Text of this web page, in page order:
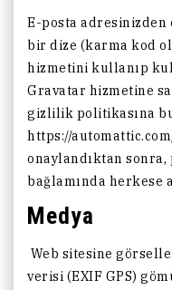
E-posta
bir dize (karma kod
hizmetini kullanıp
Gravatar hizmetine
gizlilik politikasına
https://
onaylandıktan
bağlamında herkese
Medya
Web sitesine
verisi (EXIF GPS)